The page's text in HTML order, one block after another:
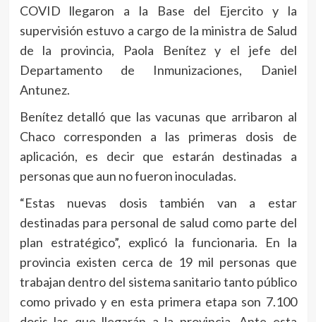
COVID llegaron a la Base del Ejercito y la
supervisión estuvo a cargo de la ministra de Salud
de la provincia, Paola Benítez y el jefe del
Departamento de Inmunizaciones, Daniel
Antunez.
Benítez detalló que las vacunas que arribaron al
Chaco corresponden a las primeras dosis de
aplicación, es decir que estarán destinadas a
personas que aun no fueron inoculadas.
“Estas nuevas dosis también van a estar
destinadas para personal de salud como parte del
plan estratégico”, explicó la funcionaria. En la
provincia existen cerca de 19 mil personas que
trabajan dentro del sistema sanitario tanto público
como privado y en esta primera etapa son 7.100